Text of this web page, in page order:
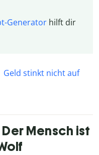
Generatorhilft dir
stinkt nicht auf
Mensch ist